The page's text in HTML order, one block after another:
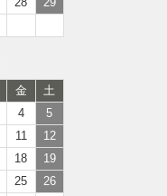
金
土
4
5
11
12
18
19
25
26